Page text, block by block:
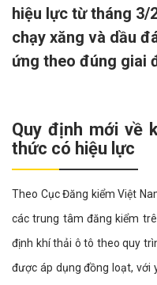
hiệu lực từ tháng 3/
chạy xăng và dầu
ứng theo đúng giai
Quy định mới về
thức có hiệu lực
Theo Cục Đăng kiểm Việt
các trung tâm đăng kiểm
định khí thải ô tô theo quy
được áp dụng đồng loạt, với